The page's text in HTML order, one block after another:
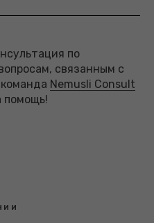
по
связанным с
Nemusli Consult
помощь!